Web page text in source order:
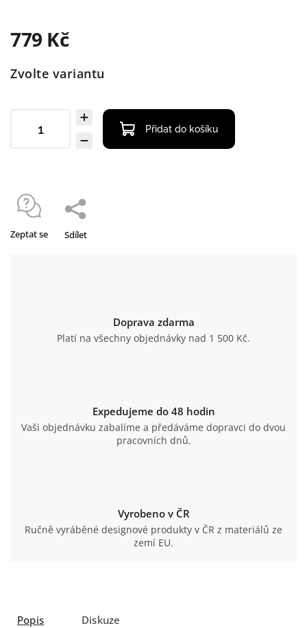
779 Kč
Zvolte variantu
Přidat do košíku
Zeptat se Sdílet
Doprava zdarma
Platí na všechny objednávky nad 1 500 Kč.
Expedujeme do 48 hodin
Vaši objednávku zabalíme a předáváme dopravci do dvou
pracovních dnů.
Vyrobeno v ČR
Ručně vyráběné designové produkty v ČR z materiálů ze
zemí EU.
Popis Diskuze